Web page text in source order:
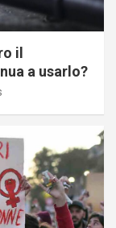
il
a usarlo?